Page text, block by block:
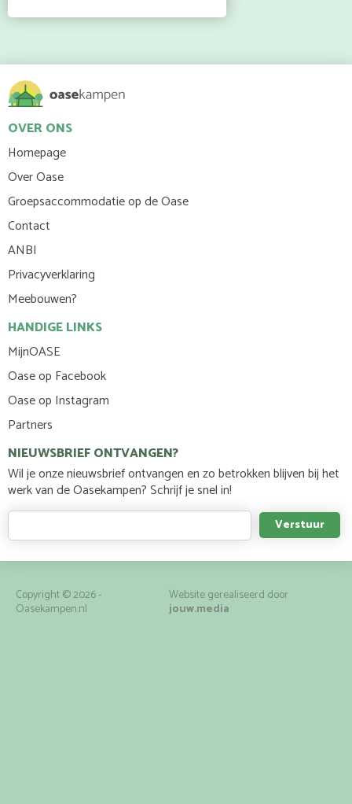
OVER ONS
Homepage
Over Oase
Groepsaccommodatie op de Oase
Contact
ANBI
Privacyverklaring
Meebouwen?
HANDIGE LINKS
MijnOASE
Oase op Facebook
Oase op Instagram
Partners
NIEUWSBRIEF ONTVANGEN?
Wil je onze nieuwsbrief ontvangen en zo betrokken blijven bij het
werk van de Oasekampen? Schrijf je snel in!
Copyright © 2026 -
Oasekampen.nl
Website gerealiseerd door
jouw.media